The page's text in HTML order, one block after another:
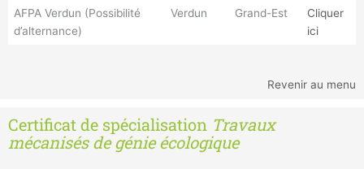
AFPA Verdun (Possibilité
d’alternance)
Verdun Grand-Est
Cliquer
ici
Revenir au menu
Certificat de spécialisation Travaux
mécanisés de génie écologique